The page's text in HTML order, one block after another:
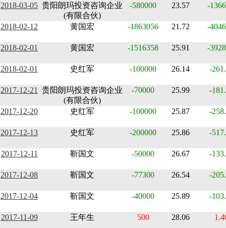
2018-03-05 贵阳朗玛投资咨询企业
(有限合伙)
-580000 23.57 -
2018-02-12 黄国宏 -1863056 21.72 -
2018-02-01 黄国宏 -1516358 25.91 -
2018-02-01 史红军 -100000 26.14 -
2017-12-21
贵阳朗玛投资咨询企业
(有限合伙)
-70000 25.99 -
2017-12-20 史红军 -100000 25.87 -
2017-12-13 史红军 -200000 25.86 -
2017-12-11 靳国文 -50000 26.67 -
2017-12-08 靳国文 -77300 26.54 -
2017-12-04 靳国文 -40000 25.89 -
2017-11-09 王年生 500 28.06